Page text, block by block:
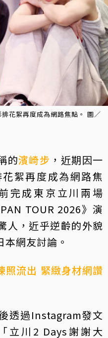
花絮再度成為網路焦點。 圖／
的濱崎步 ，近期因一
絮再度成為網路焦
完成東京立川兩場
TOUR 2026》演
人，近乎逆齡的外貌
網友討論。
照流出 緊緻身材網讚
透過Instagram發文
立川2 Days謝謝大